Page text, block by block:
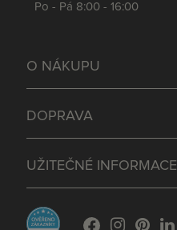
Po - Pá 8:00 - 16:00
O NÁKUPU
DOPRAVA
UŽITEČNÉ INFORMACE